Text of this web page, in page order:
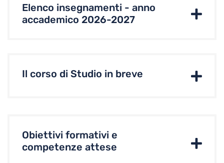
Elenco insegnamenti - anno
accademico 2026-2027
Il corso di Studio in breve
Obiettivi formativi e
competenze attese